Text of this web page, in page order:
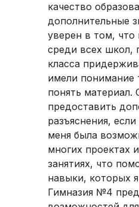
качество
дополнительные
уверен в том,
среди всех школ,
класса
имели понимание
понять материал.
предоставить
разъяснения,
меня была
многих проектах
занятиях, что
навыки, которых
Гимназия №4